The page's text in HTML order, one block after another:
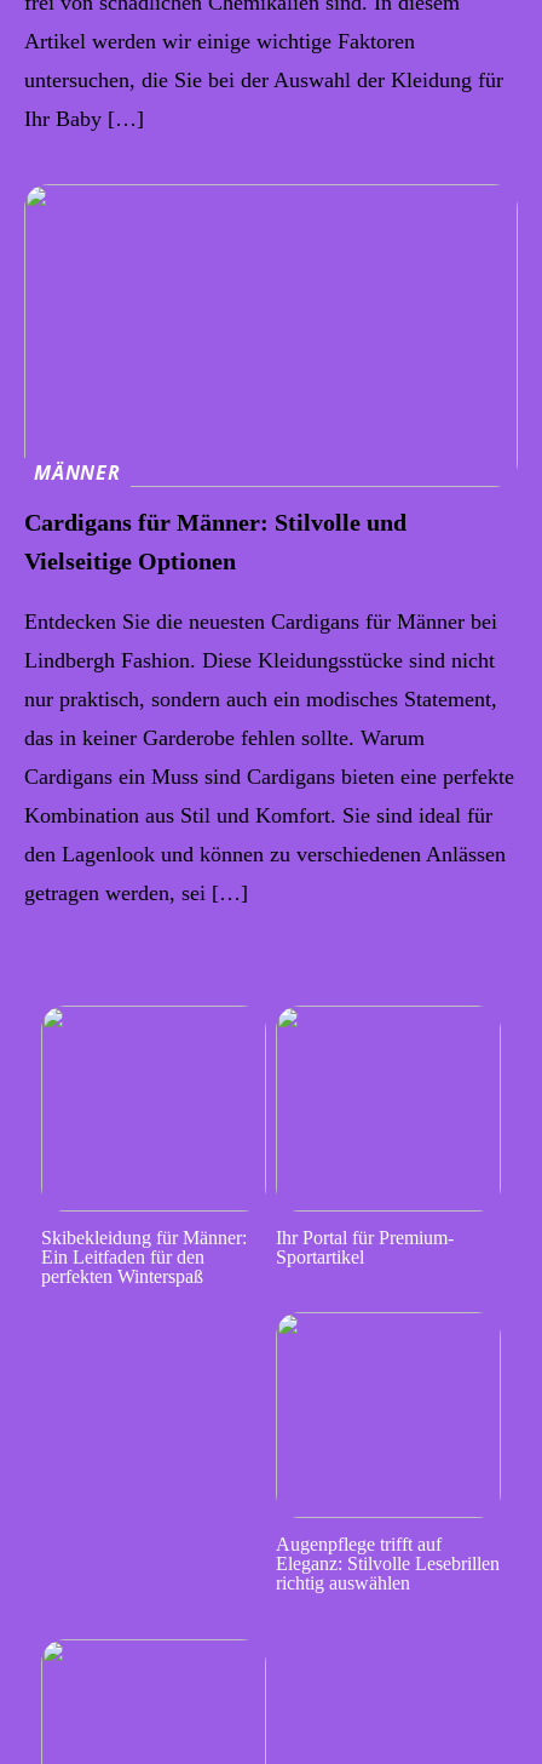
Artikel werden wir einige wichtige Faktoren
untersuchen, die Sie bei der Auswahl der Kleidung für
Ihr Baby […]
MÄNNER
Cardigans für Männer: Stilvolle und
Vielseitige Optionen
Entdecken Sie die neuesten Cardigans für Männer bei
Lindbergh Fashion. Diese Kleidungsstücke sind nicht
nur praktisch, sondern auch ein modisches Statement,
das in keiner Garderobe fehlen sollte. Warum
Cardigans ein Muss sind Cardigans bieten eine perfekte
Kombination aus Stil und Komfort. Sie sind ideal für
den Lagenlook und können zu verschiedenen Anlässen
getragen werden, sei […]
Skibekleidung für Männer:
Ein Leitfaden für den
perfekten Winterspaß
Ihr Portal für Premium-
Sportartikel
Augenpflege trifft auf
Eleganz: Stilvolle Lesebrillen
richtig auswählen